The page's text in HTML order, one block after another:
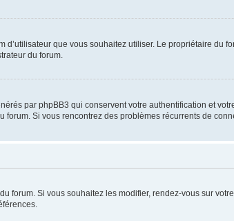
que vous souhaitez utiliser. Le propriétaire du
du forum.
par phpBB3 qui conservent votre authentification et
Si vous rencontrez des problèmes récurrents de
forum. Si vous souhaitez les modifier, rendez-vous sur